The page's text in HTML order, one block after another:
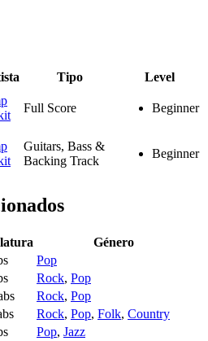
Tipo
Level
Full Score Beginner
Guitars, Bass &
Backing Track
Beginner
Género
Pop
Rock, Pop
Rock, Pop
Rock, Pop, Folk, Country
Pop, Jazz